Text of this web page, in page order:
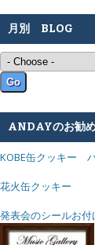
月別 BLOG
ANDAYのお勧
KOBE缶クッキー
花火缶クッキー
発表会のシールお付